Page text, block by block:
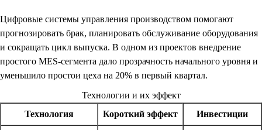
Цифровые системы управления производством помогают
прогнозировать брак, планировать обслуживание оборудования
и сокращать цикл выпуска. В одном из проектов внедрение
простого MES-сегмента дало прозрачность начального уровня и
уменьшило простои цеха на 20% в первый квартал.
Технологии и их эффект
Технология
Короткий эффект Инвестиции